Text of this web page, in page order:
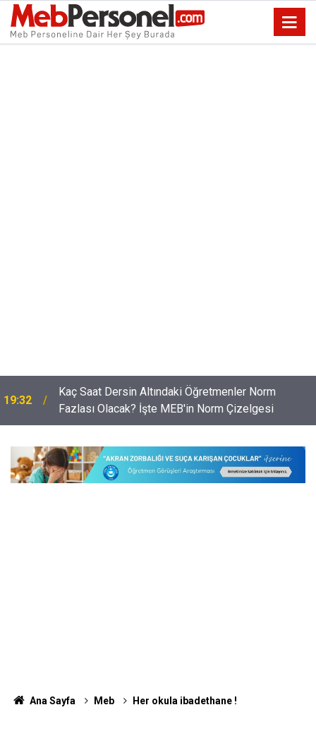
19:32
Kaç Saat Dersin Altındaki Öğretmenler Norm
Fazlası Olacak? İşte MEB'in Norm Çizelgesi
Ana Sayfa Meb Her okula ibadethane !